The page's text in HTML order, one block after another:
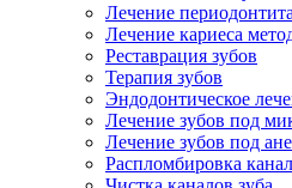
Лечение периодонтита
Лечение кариеса
Реставрация зубов
Терапия зубов
Эндодонтическое
Лечение зубов под
Лечение зубов под
Распломбировка